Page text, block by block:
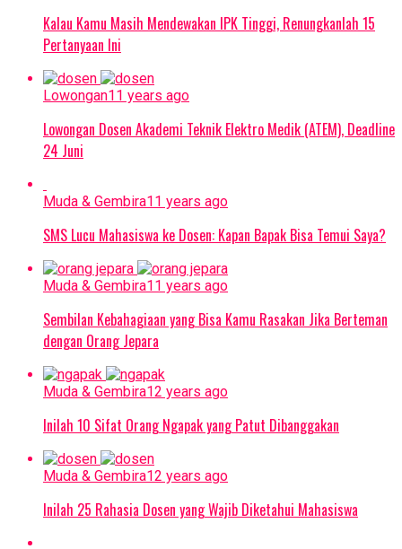
Kalau Kamu Masih Mendewakan IPK Tinggi, Renungkanlah 15
Pertanyaan Ini
Lowongan11 years ago
Lowongan Dosen Akademi Teknik Elektro Medik (ATEM), Deadline
24 Juni
Muda & Gembira11 years ago
SMS Lucu Mahasiswa ke Dosen: Kapan Bapak Bisa Temui Saya?
Muda & Gembira11 years ago
Sembilan Kebahagiaan yang Bisa Kamu Rasakan Jika Berteman
dengan Orang Jepara
Muda & Gembira12 years ago
Inilah 10 Sifat Orang Ngapak yang Patut Dibanggakan
Muda & Gembira12 years ago
Inilah 25 Rahasia Dosen yang Wajib Diketahui Mahasiswa